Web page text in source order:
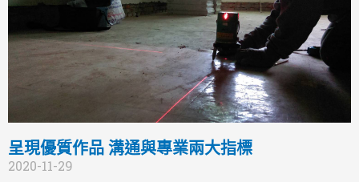
呈現優質作品 溝通與專業兩大指標
2020-11-29